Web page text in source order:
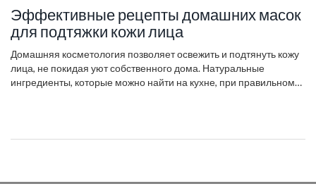
Эффективные рецепты домашних масок
для подтяжки кожи лица
Домашняя косметология позволяет освежить и подтянуть кожу
лица, не покидая уют собственного дома. Натуральные
ингредиенты, которые можно найти на кухне, при правильном
лучшие рецепты, советы по их применению и интересные